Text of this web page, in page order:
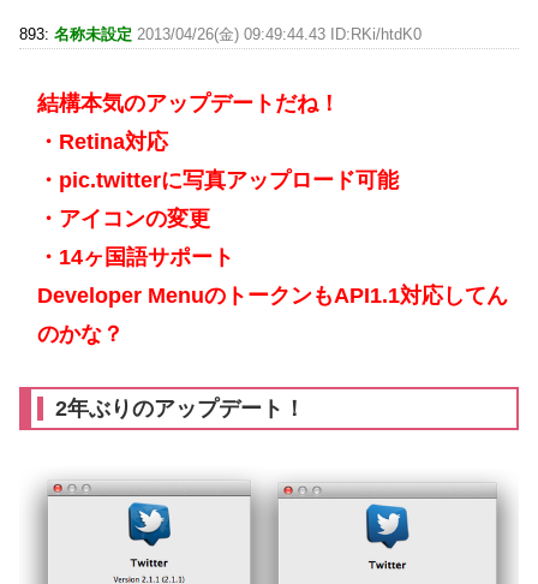
893: 名称未設定 2013/04/26(金) 09:49:44.43 ID:RKi/htdK0
結構本気のアップデートだね！
・Retina対応
・pic.twitterに写真アップロード可能
・アイコンの変更
・14ヶ国語サポート
Developer MenuのトークンもAPI1.1対応してん
のかな？
2年ぶりのアップデート！